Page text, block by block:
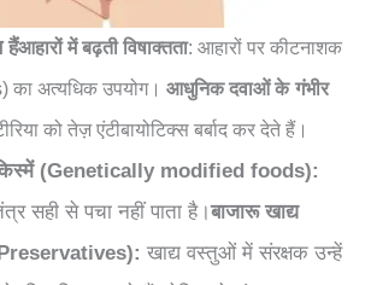
हैंआहारों में बढ़ती विषाक्तता: आहारों पर कीटनाशक
अत्यधिक उपयोग। आधुनिक दवाओं के गंभीर
को तेज़ एंटीबायोटिक्स बर्बाद कर देते हैं।
किस्में (Genetically modified foods):
सही से पचा नहीं पाता है।बाजारू खाद्य
खाद्य वस्तुओं में संरक्षक उन्हें